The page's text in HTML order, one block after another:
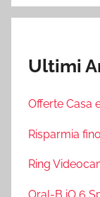
Ultimi
Offerte Casa
Risparmia
Ring
Oral-B iO 6